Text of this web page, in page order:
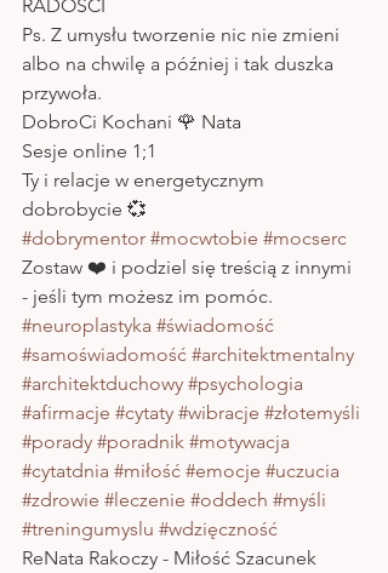
RADOŚCI
Ps. Z umysłu tworzenie nic nie zmieni
albo na chwilę a później i tak duszka
przywoła.
DobroCi Kochani 🌹 Nata
Sesje online 1;1
Ty i relacje w energetycznym
dobrobycie 💞
#dobrymentor #mocwtobie #mocserc
Zostaw ❤️ i podziel się treścią z innymi
- jeśli tym możesz im pomóc.
#neuroplastyka #świadomość
#samoświadomość #architektmentalny
#architektduchowy #psychologia
#afirmacje #cytaty #wibracje #złotemyśli
#porady #poradnik #motywacja
#cytatdnia #miłość #emocje #uczucia
#zdrowie #leczenie #oddech #myśli
#treningumyslu #wdzięczność
ReNata Rakoczy - Miłość Szacunek